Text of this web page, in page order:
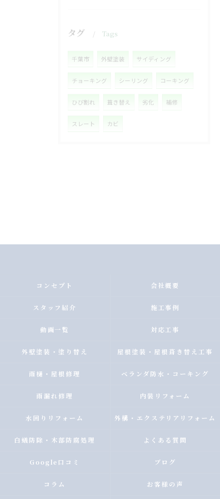
タグ Tags
千葉市 外壁塗装 サイディング
チョーキング シーリング コーキング
ひび割れ 葺き替え 劣化 補修
スレート カビ
コンセプト 会社概要
スタッフ紹介 施工事例
動画一覧 対応工事
外壁塗装・塗り替え 屋根塗装・屋根葺き替え工事
雨樋・屋根修理 ベランダ防水・コーキング
雨漏れ修理 内装リフォーム
水回りリフォーム 外構・エクステリアリフォーム
白蟻防除・木部防腐処理 よくある質問
Google口コミ ブログ
コラム お客様の声